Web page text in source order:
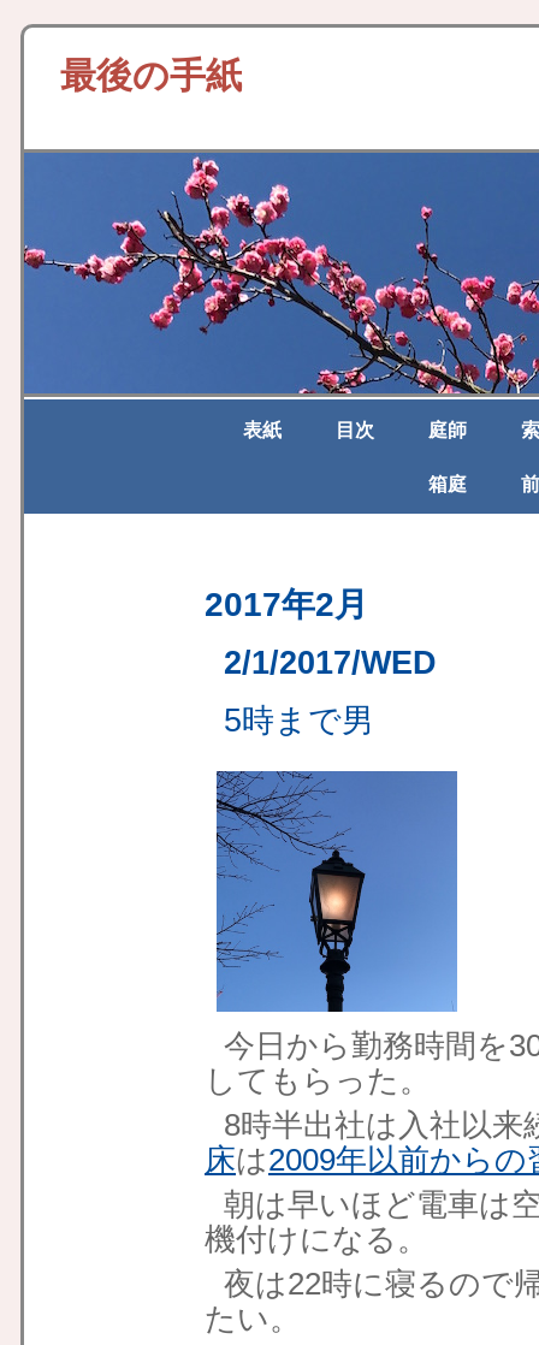
最後の手紙
表紙 目次 庭師
箱庭
2017年2月
2/1/2017/WED
5時まで男
今日から勤務時間を
してもらった。
8時半出社は入社以
床は2009年以前からの
朝は早いほど電車は
機付けになる。
夜は22時に寝るので
たい。